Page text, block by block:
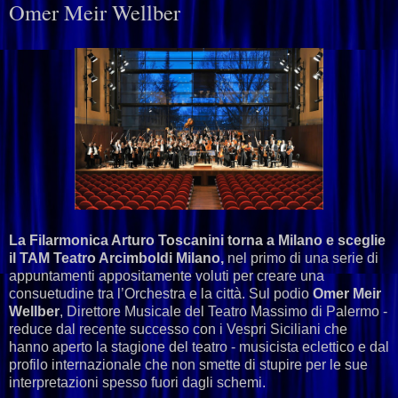
Omer Meir Wellber
La Filarmonica Arturo Toscanini torna a Milano e sceglie
il TAM Teatro Arcimboldi Milano,nel primo di una serie di
appuntamenti appositamente voluti per creare una
consuetudine tra l’Orchestra e la città. Sul podio Omer Meir
Wellber, Direttore Musicale del Teatro Massimo di Palermo -
reduce dal recente successo con i Vespri Siciliani che
hanno aperto la stagione del teatro - musicista eclettico e dal
profilo internazionale che non smette di stupire per le sue
interpretazioni spesso fuori dagli schemi.